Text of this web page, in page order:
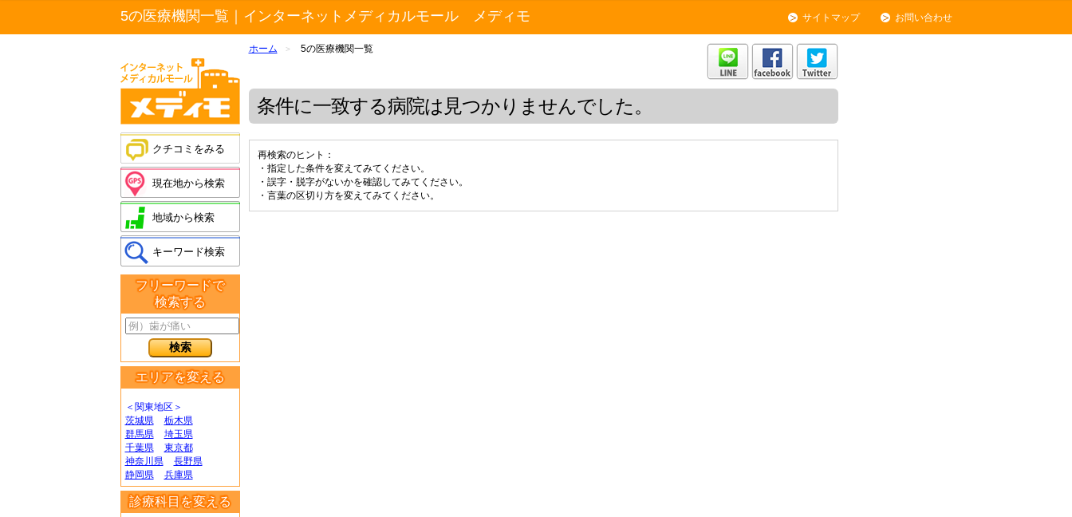
5の医療機関一覧｜インターネットメディカルモール メディモ サイトマップ お問い合わせ
クチコミをみる
現在地から検索
地域から検索
キーワード検索
フリーワードで
検索する
エリアを変える
＜関東地区＞
茨城県
栃木県
群馬県
埼玉県
千葉県
東京都
神奈川県
長野県
静岡県
兵庫県
診療科目を変える
ホーム > 5の医療機関一覧
条件に一致する病院は見つかりませんでした。
再検索のヒント：
・指定した条件を変えてみてください。
・誤字・脱字がないかを確認してみてください。
・言葉の区切り方を変えてみてください。